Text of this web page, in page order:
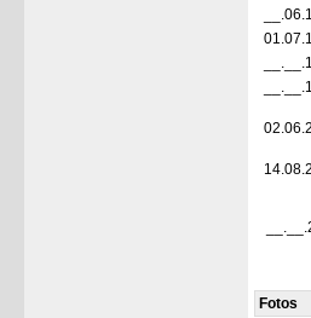
Fotos